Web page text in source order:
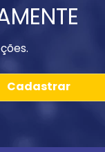
Cadastrar